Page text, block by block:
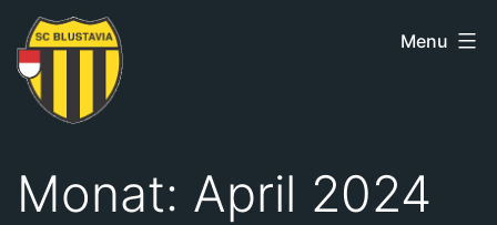
Skip
to
content
SC
Blustavia
Menu
Monat: April 2024